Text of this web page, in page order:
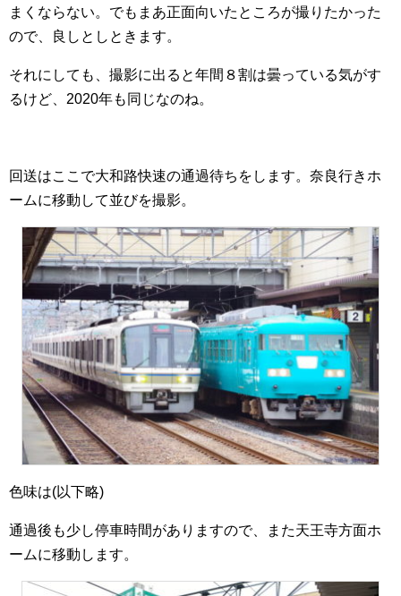
まくならない。でもまあ正面向いたところが撮りたかった
ので、良しとしときます。
それにしても、撮影に出ると年間８割は曇っている気がす
るけど、2020年も同じなのね。
回送はここで大和路快速の通過待ちをします。奈良行きホ
ームに移動して並びを撮影。
色味は(以下略)
通過後も少し停車時間がありますので、また天王寺方面ホ
ームに移動します。